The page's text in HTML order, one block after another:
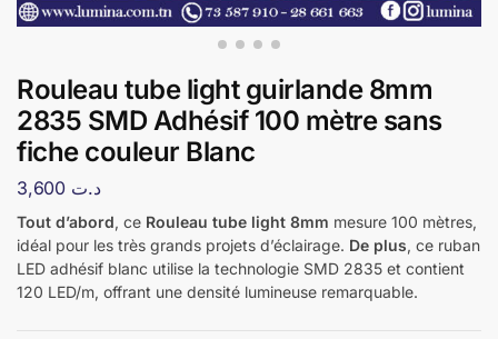
Rouleau tube light guirlande 8mm
2835 SMD Adhésif 100 mètre sans
fiche couleur Blanc
د.ت
Tout d’abord, ce Rouleau tube light 8mm mesure 100 mètres,
idéal pour les très grands projets d’éclairage. De plus, ce ruban
LED adhésif blanc utilise la technologie SMD 2835 et contient
120 LED/m, offrant une densité lumineuse remarquable.